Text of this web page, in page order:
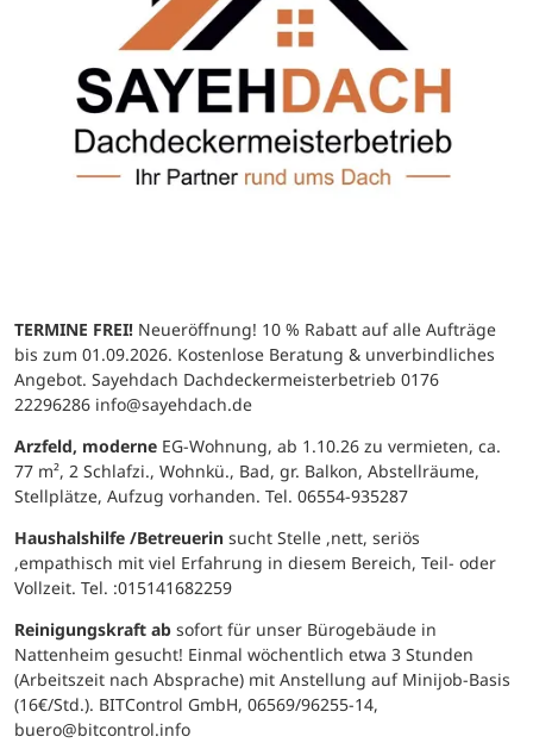
TERMINE FREI! Neueröffnung! 10 % Rabatt auf alle Aufträge
bis zum 01.09.2026. Kostenlose Beratung & unverbindliches
Angebot. Sayehdach Dachdeckermeisterbetrieb 0176
22296286 info@sayehdach.de
Arzfeld, moderne EG-Wohnung, ab 1.10.26 zu vermieten, ca.
77 m², 2 Schlafzi., Wohnkü., Bad, gr. Balkon, Abstellräume,
Stellplätze, Aufzug vorhanden. Tel. 06554-935287
Haushalshilfe /Betreuerin sucht Stelle ,nett, seriös
,empathisch mit viel Erfahrung in diesem Bereich, Teil- oder
Vollzeit. Tel. :015141682259
Reinigungskraft ab sofort für unser Bürogebäude in
Nattenheim gesucht! Einmal wöchentlich etwa 3 Stunden
(Arbeitszeit nach Absprache) mit Anstellung auf Minijob-Basis
(16€/Std.). BITControl GmbH, 06569/96255-14,
buero@bitcontrol.info